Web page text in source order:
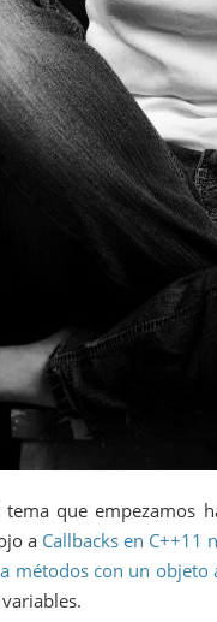
que empezamos
a Callbacks en C++11
métodos con un objeto